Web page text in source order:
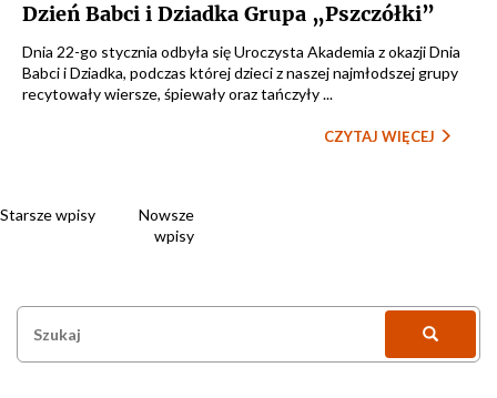
Dzień Babci i Dziadka Grupa „Pszczółki”
Dnia 22-go stycznia odbyła się Uroczysta Akademia z okazji Dnia
Babci i Dziadka, podczas której dzieci z naszej najmłodszej grupy
recytowały wiersze, śpiewały oraz tańczyły ...
CZYTAJ WIĘCEJ
Nawigacja
Starsze wpisy
Nowsze
wpisy